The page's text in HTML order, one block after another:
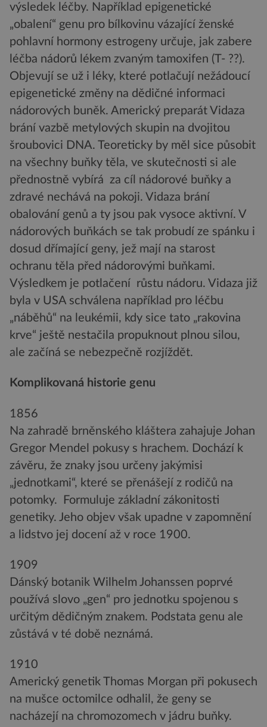
výsledek léčby. Například epigenetické
„obalení“ genu pro bílkovinu vázající ženské
pohlavní hormony estrogeny určuje, jak zabere
léčba nádorů lékem zvaným tamoxifen (T- ??).
Objevují se už i léky, které potlačují nežádoucí
epigenetické změny na dědičné informaci
nádorových buněk. Americký preparát Vidaza
brání vazbě metylových skupin na dvojitou
šroubovici DNA. Teoreticky by měl sice působit
na všechny buňky těla, ve skutečnosti si ale
přednostně vybírá za cíl nádorové buňky a
zdravé nechává na pokoji. Vidaza brání
obalování genů a ty jsou pak vysoce aktivní. V
nádorových buňkách se tak probudí ze spánku i
dosud dřímající geny, jež mají na starost
ochranu těla před nádorovými buňkami.
Výsledkem je potlačení růstu nádoru. Vidaza již
byla v USA schválena například pro léčbu
„náběhů“ na leukémii, kdy sice tato „rakovina
krve“ ještě nestačila propuknout plnou silou,
ale začíná se nebezpečně rozjíždět.
Komplikovaná historie genu
1856
Na zahradě brněnského kláštera zahajuje Johan
Gregor Mendel pokusy s hrachem. Dochází k
závěru, že znaky jsou určeny jakýmisi
„jednotkami“, které se přenášejí z rodičů na
potomky. Formuluje základní zákonitosti
genetiky. Jeho objev však upadne v zapomnění
a lidstvo jej docení až v roce 1900.
1909
Dánský botanik Wilhelm Johanssen poprvé
používá slovo „gen“ pro jednotku spojenou s
určitým dědičným znakem. Podstata genu ale
zůstává v té době neznámá.
1910
Americký genetik Thomas Morgan při pokusech
na mušce octomilce odhalil, že geny se
nacházejí na chromozomech v jádru buňky.